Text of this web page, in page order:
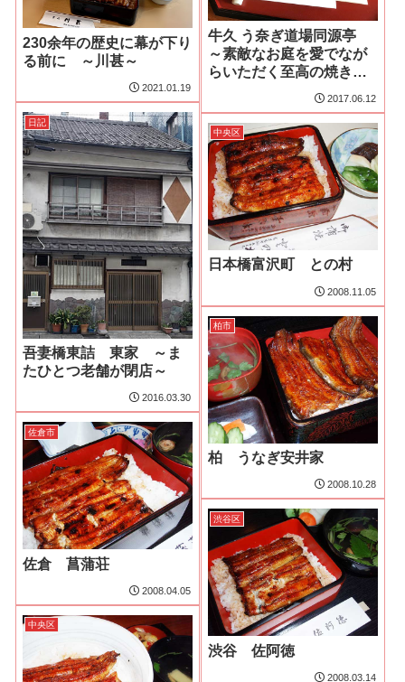
230余年の歴史に幕が下り
る前に ～川甚～
2021.01.19
牛久 う奈ぎ道場同源亭
～素敵なお庭を愛でなが
らいただく至高の焼きに
2017.06.12
日記
吾妻橋東詰 東家 ～ま
たひとつ老舗が閉店～
2016.03.30
中央区
日本橋富沢町 との村
2008.11.05
柏市
柏 うなぎ安井家
2008.10.28
佐倉市
佐倉 菖蒲荘
2008.04.05
渋谷区
渋谷 佐阿徳
2008.03.14
中央区